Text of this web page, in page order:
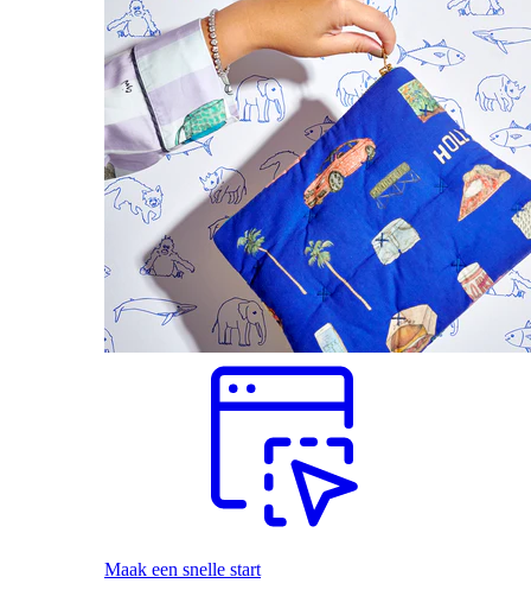
Maak een snelle start